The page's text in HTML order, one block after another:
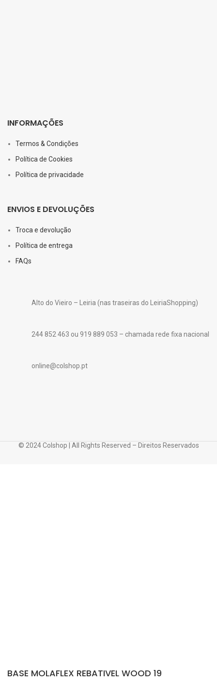
INFORMAÇÕES
Termos & Condições
Política de Cookies
Política de privacidade
ENVIOS E DEVOLUÇÕES
Troca e devolução
Política de entrega
FAQs
Alto do Vieiro – Leiria (nas traseiras do LeiriaShopping)
244 852 463 ou 919 889 053 – chamada rede fixa nacional
online@colshop.pt
© 2024 Colshop | All Rights Reserved – Direitos Reservados
BASE MOLAFLEX REBATIVEL WOOD 19